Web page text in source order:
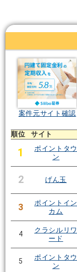
案件元サイト確認
順位 サイト
1
ポイントタウ
ン
2 げん玉
3
ポイントイン
カム
4
クラシルリワ
ード
5
ポイントタウ
ン